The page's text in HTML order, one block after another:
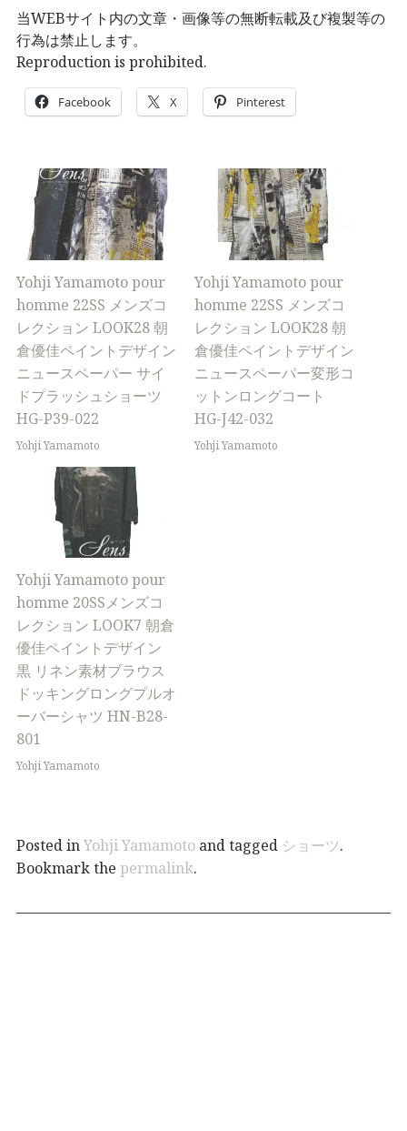
当WEBサイト内の文章・画像等の無断転載及び複製等の
行為は禁止します。
Reproduction is prohibited.
Facebook X Pinterest
Yohji Yamamoto pour
homme 22SS メンズコ
レクション LOOK28 朝
倉優佳ペイントデザイン
ニュースペーパー サイ
ドプラッシュショーツ
HG-P39-022
Yohji Yamamoto
Yohji Yamamoto pour
homme 22SS メンズコ
レクション LOOK28 朝
倉優佳ペイントデザイン
ニュースペーパー変形コ
ットンロングコート
HG-J42-032
Yohji Yamamoto
Yohji Yamamoto pour
homme 20SSメンズコ
レクション LOOK7 朝倉
優佳ペイントデザイン
黒 リネン素材ブラウス
ドッキングロングプルオ
ーバーシャツ HN-B28-
801
Yohji Yamamoto
Posted inYohji Yamamoto and tagged ショーツ.
Bookmark the permalink.